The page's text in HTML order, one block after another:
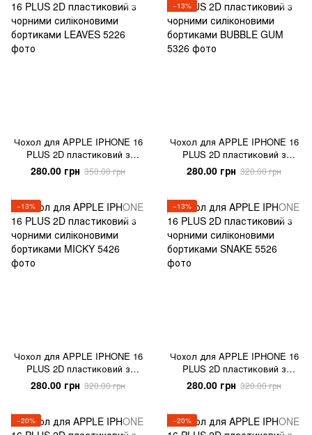
Чохол для APPLE IPHONE 16
PLUS 2D пластиковий з
чорними силіконовими
бортиками LEAVES
280.00 грн 350.00 грн
−13%
Чохол для APPLE IPHONE 16
PLUS 2D пластиковий з
чорними силіконовими
бортиками BUBBLE GUM
280.00 грн 320.00 грн
−13%
Чохол для APPLE IPHONE 16
PLUS 2D пластиковий з
чорними силіконовими
бортиками MICKY
280.00 грн 320.00 грн
−13%
Чохол для APPLE IPHONE 16
PLUS 2D пластиковий з
чорними силіконовими
бортиками SNAKE
280.00 грн 320.00 грн
−20% −20%